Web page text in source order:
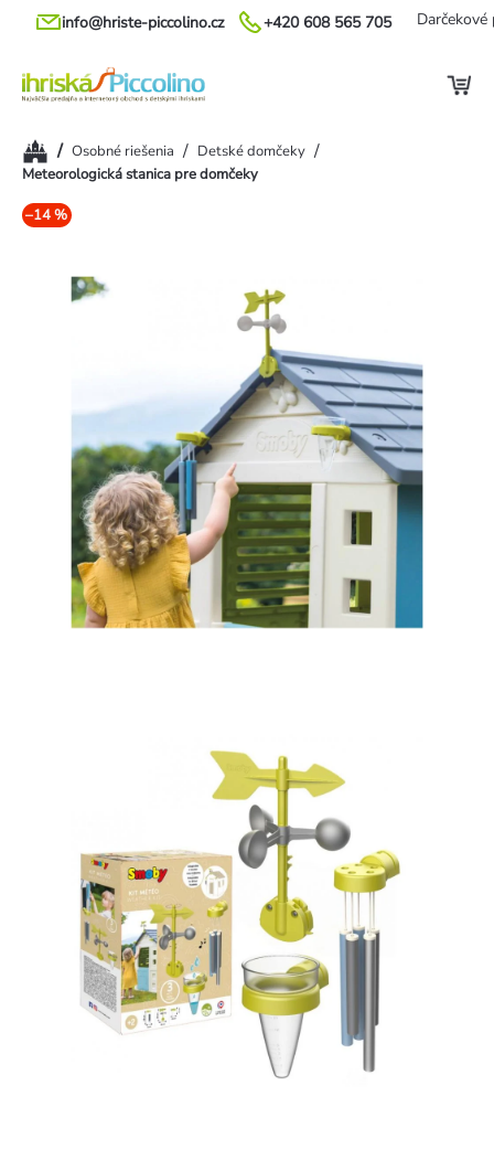
Prejsť
+420 608 565 705
info@hriste-piccolino.cz Darčekové
Domov
/ Osobné riešenia / Detské domčeky /
Meteorologická stanica pre domčeky
–14 %